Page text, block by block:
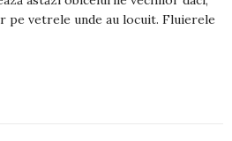
pe vetrele unde au locuit. Fluierele